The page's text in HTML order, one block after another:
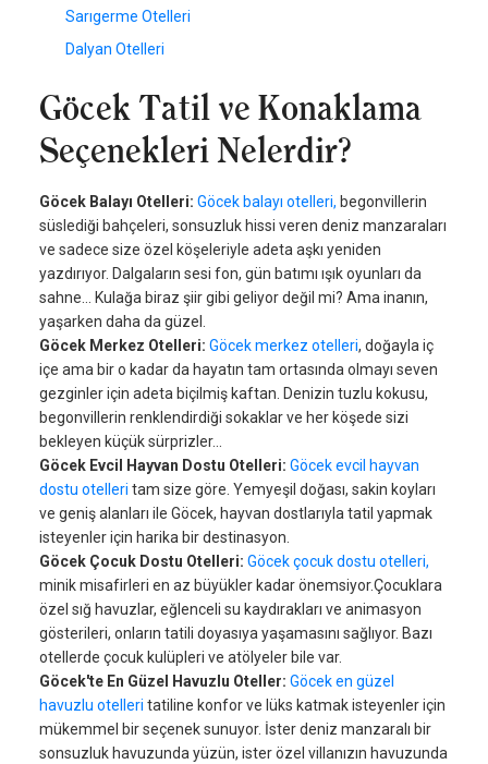
Sarıgerme Otelleri
Dalyan Otelleri
Göcek Tatil ve Konaklama
Seçenekleri Nelerdir?
Göcek Balayı Otelleri: Göcek balayı otelleri, begonvillerin
süslediği bahçeleri, sonsuzluk hissi veren deniz manzaraları
ve sadece size özel köşeleriyle adeta aşkı yeniden
yazdırıyor. Dalgaların sesi fon, gün batımı ışık oyunları da
sahne... Kulağa biraz şiir gibi geliyor değil mi? Ama inanın,
yaşarken daha da güzel.
Göcek Merkez Otelleri: Göcek merkez otelleri, doğayla iç
içe ama bir o kadar da hayatın tam ortasında olmayı seven
gezginler için adeta biçilmiş kaftan. Denizin tuzlu kokusu,
begonvillerin renklendirdiği sokaklar ve her köşede sizi
bekleyen küçük sürprizler...
Göcek Evcil Hayvan Dostu Otelleri: Göcek evcil hayvan
dostu otelleri tam size göre. Yemyeşil doğası, sakin koyları
ve geniş alanları ile Göcek, hayvan dostlarıyla tatil yapmak
isteyenler için harika bir destinasyon.
Göcek Çocuk Dostu Otelleri: Göcek çocuk dostu otelleri,
minik misafirleri en az büyükler kadar önemsiyor.Çocuklara
özel sığ havuzlar, eğlenceli su kaydırakları ve animasyon
gösterileri, onların tatili doyasıya yaşamasını sağlıyor. Bazı
otellerde çocuk kulüpleri ve atölyeler bile var.
Göcek'te En Güzel Havuzlu Oteller: Göcek en güzel
havuzlu otelleri tatiline konfor ve lüks katmak isteyenler için
mükemmel bir seçenek sunuyor. İster deniz manzaralı bir
sonsuzluk havuzunda yüzün, ister özel villanızın havuzunda